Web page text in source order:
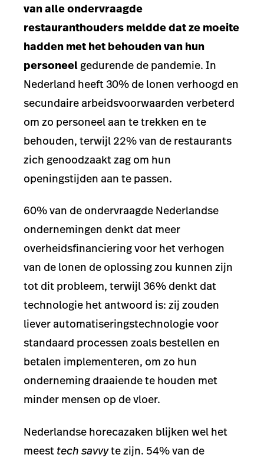
van alle ondervraagde
restauranthouders meldde dat ze moeite
hadden met het behouden van hun
personeel gedurende de pandemie. In
Nederland heeft 30% de lonen verhoogd en
secundaire arbeidsvoorwaarden verbeterd
om zo personeel aan te trekken en te
behouden, terwijl 22% van de restaurants
zich genoodzaakt zag om hun
openingstijden aan te passen.
60% van de ondervraagde Nederlandse
ondernemingen denkt dat meer
overheidsfinanciering voor het verhogen
van de lonen de oplossing zou kunnen zijn
tot dit probleem, terwijl 36% denkt dat
technologie het antwoord is: zij zouden
liever automatiseringstechnologie voor
standaard processen zoals bestellen en
betalen implementeren, om zo hun
onderneming draaiende te houden met
minder mensen op de vloer.
Nederlandse horecazaken blijken wel het
meest tech savvyte zijn. 54% van de